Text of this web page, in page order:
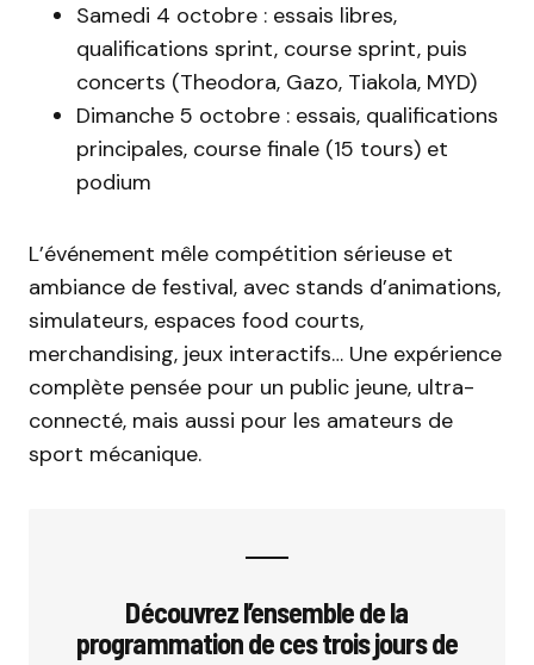
Samedi 4 octobre : essais libres,
qualifications sprint, course sprint, puis
concerts (Theodora, Gazo, Tiakola, MYD)
Dimanche 5 octobre : essais, qualifications
principales, course finale (15 tours) et
podium
L’événement mêle compétition sérieuse et
ambiance de festival, avec stands d’animations,
simulateurs, espaces food courts,
merchandising, jeux interactifs… Une expérience
complète pensée pour un public jeune, ultra-
connecté, mais aussi pour les amateurs de
sport mécanique.
Découvrez l’ensemble de la
programmation de ces trois jours de